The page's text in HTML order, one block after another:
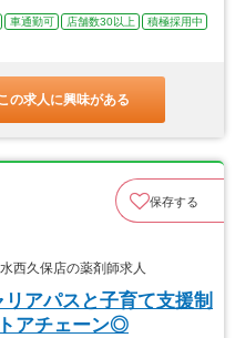
車通勤可 店舗数30以上
積極採用中
の求人に興味がある
保存する
西久保店の薬剤師求人
アパスと子育て支援制
アチェーン◎